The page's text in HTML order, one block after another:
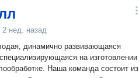
2 нед. назад
динамично развивающаяся
на изготовлении
Наша команда состоит из